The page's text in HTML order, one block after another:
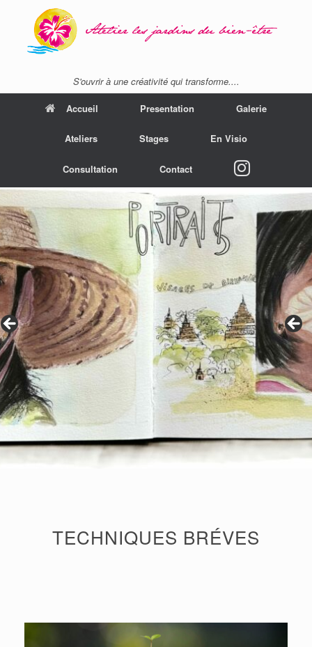
S'ouvrir à une créativité qui transforme....
Accueil Presentation Galerie
Ateliers Stages En Visio
Consultation Contact instagram
TECHNIQUES BRÉVES